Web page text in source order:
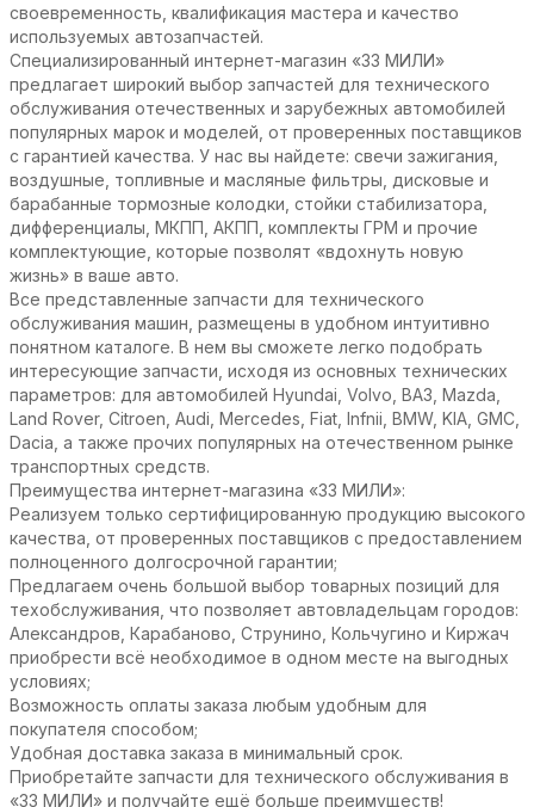
своевременность, квалификация мастера и качество
используемых автозапчастей.
Специализированный интернет-магазин «33 МИЛИ»
предлагает широкий выбор запчастей для технического
обслуживания отечественных и зарубежных автомобилей
популярных марок и моделей, от проверенных поставщиков
с гарантией качества. У нас вы найдете: свечи зажигания,
воздушные, топливные и масляные фильтры, дисковые и
барабанные тормозные колодки, стойки стабилизатора,
дифференциалы, МКПП, АКПП, комплекты ГРМ и прочие
комплектующие, которые позволят «вдохнуть новую
жизнь» в ваше авто.
Все представленные запчасти для технического
обслуживания машин, размещены в удобном интуитивно
понятном каталоге. В нем вы сможете легко подобрать
интересующие запчасти, исходя из основных технических
параметров: для автомобилей Hyundai, Volvo, ВАЗ, Mazda,
Land Rover, Citroen, Audi, Mercedes, Fiat, Infnii, BMW, KIA, GMC,
Dacia, а также прочих популярных на отечественном рынке
транспортных средств.
Преимущества интернет-магазина «33 МИЛИ»:
Реализуем только сертифицированную продукцию высокого
качества, от проверенных поставщиков с предоставлением
полноценного долгосрочной гарантии;
Предлагаем очень большой выбор товарных позиций для
техобслуживания, что позволяет автовладельцам городов:
Александров, Карабаново, Струнино, Кольчугино и Киржач
приобрести всё необходимое в одном месте на выгодных
условиях;
Возможность оплаты заказа любым удобным для
покупателя способом;
Удобная доставка заказа в минимальный срок.
Приобретайте запчасти для технического обслуживания в
«33 МИЛИ» и получайте ещё больше преимуществ!